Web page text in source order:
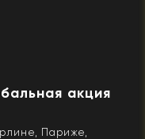
акция
Париже,